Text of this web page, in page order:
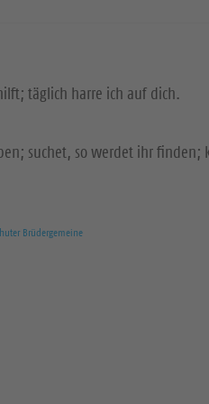
täglich harre ich auf dich.
suchet, so werdet ihr finden;
Brüdergemeine